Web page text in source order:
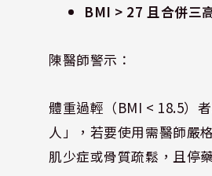
BMI > 27 且合併三
陳醫師警示：
體重過輕（BMI < 18.5）
人」，若要使用需醫師嚴
肌少症或骨質疏鬆，且停